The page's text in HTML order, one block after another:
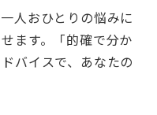
人おひとりの悩みに
ます。「的確で分か
バイスで、あなたの